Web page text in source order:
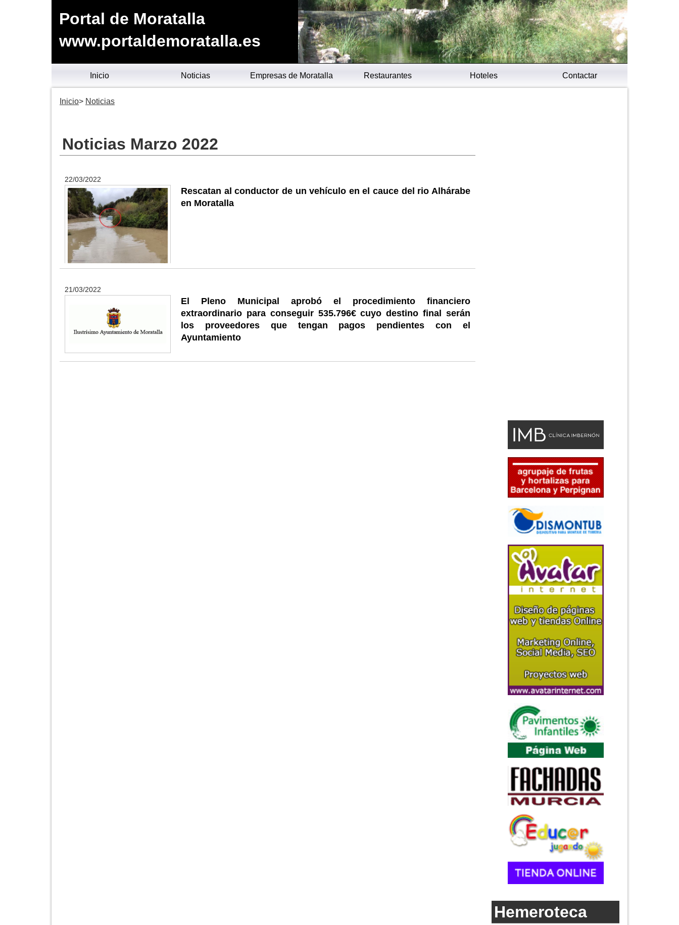
Portal de Moratalla
www.portaldemoratalla.es
Inicio Noticias Empresas de Moratalla Restaurantes Hoteles Contactar
Inicio Noticias
Noticias Marzo 2022
22/03/2022
Rescatan al conductor de un vehículo en el cauce del rio Alhárabe
en Moratalla
21/03/2022
El Pleno Municipal aprobó el procedimiento financiero
extraordinario para conseguir 535.796€ cuyo destino final serán
los proveedores que tengan pagos pendientes con el
Ayuntamiento
Hemeroteca